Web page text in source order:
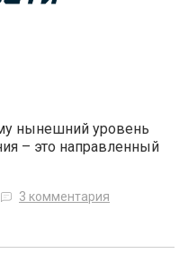
нынешний уровень
– это направленный
3 комментария